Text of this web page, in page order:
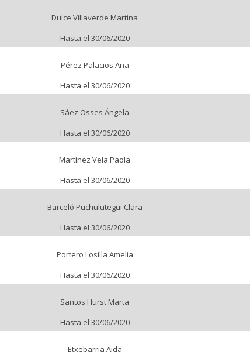
Dulce Villaverde Martina
Hasta el 30/06/2020
Pérez Palacios Ana
Hasta el 30/06/2020
Sáez Osses Ángela
Hasta el 30/06/2020
Martínez Vela Paola
Hasta el 30/06/2020
Barceló Puchulutegui Clara
Hasta el 30/06/2020
Portero Losilla Amelia
Hasta el 30/06/2020
Santos Hurst Marta
Hasta el 30/06/2020
Etxebarria Aida